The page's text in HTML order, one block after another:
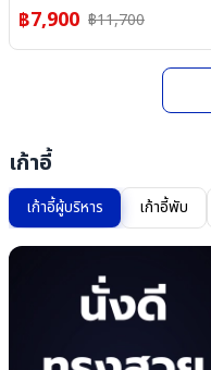
฿7,900 ฿11,700
เก้าอี้
เก้าอี้ผู้บริหาร
เก้าอี้พับ